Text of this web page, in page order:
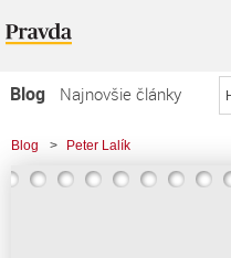
Blog
Najnovšie články
Najčítanejšie články
Najkomentovanejšie články
Blog > Peter Lalík
> Aký je Ficov a Kaliňákov podiel